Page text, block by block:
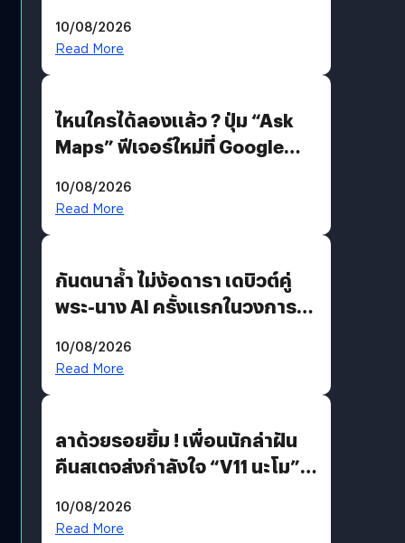
แทน
10/08/2026
Read More
ไหนใครได้ลองแล้ว ? ปุ่ม “Ask
Maps” ฟีเจอร์ใหม่ที่ Google
คุยกับแผนที่ได้แล้ว
10/08/2026
Read More
กันตนาล้ำ ไม่ง้อดารา เดบิวต์คู่
พระ-นาง AI ครั้งแรกในวงการ
10/08/2026
Read More
ลาด้วยรอยยิ้ม ! เพื่อนนักล่าฝัน
คืนสเตจส่งกำลังใจ “V11 นะโม”
รักแน่นฮอลล์
10/08/2026
Read More